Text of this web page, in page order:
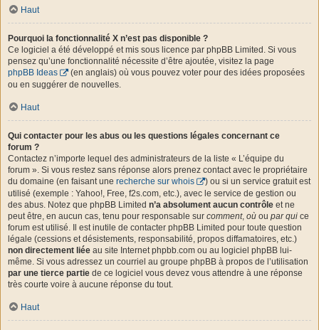
Haut
Pourquoi la fonctionnalité X n’est pas disponible ?
Ce logiciel a été développé et mis sous licence par phpBB Limited. Si vous
pensez qu’une fonctionnalité nécessite d’être ajoutée, visitez la page
phpBB Ideas
(en anglais) où vous pouvez voter pour des idées proposées
ou en suggérer de nouvelles.
Haut
Qui contacter pour les abus ou les questions légales concernant ce
forum ?
Contactez n’importe lequel des administrateurs de la liste « L’équipe du
forum ». Si vous restez sans réponse alors prenez contact avec le propriétaire
du domaine (en faisant une recherche sur whois
) ou si un service gratuit est
utilisé (exemple : Yahoo!, Free, f2s.com, etc.), avec le service de gestion ou
des abus. Notez que phpBB Limited n’a absolument aucun contrôle et ne
peut être, en aucun cas, tenu pour responsable sur comment, où ou par qui ce
forum est utilisé. Il est inutile de contacter phpBB Limited pour toute question
légale (cessions et désistements, responsabilité, propos diffamatoires, etc.)
non directement liée au site Internet phpbb.com ou au logiciel phpBB lui-
même. Si vous adressez un courriel au groupe phpBB à propos de l’utilisation
par une tierce partie de ce logiciel vous devez vous attendre à une réponse
très courte voire à aucune réponse du tout.
Haut